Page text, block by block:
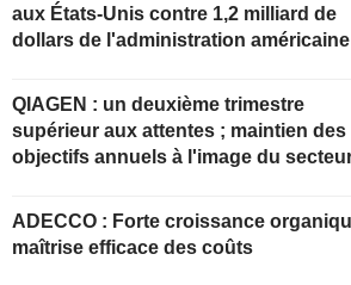
aux États-Unis contre 1,2 milliard de
dollars de l'administration américaine
QIAGEN : un deuxième trimestre
supérieur aux attentes ; maintien des
objectifs annuels à l'image du
ADECCO : Forte croissance organique et
maîtrise efficace des coûts